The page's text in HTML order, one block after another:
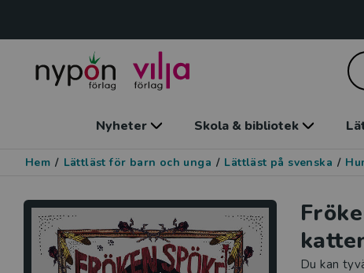
Nyheter Skola & bibliotek
Hem / Lättläst för barn och unga / Lättläst på svenska /
Du kan